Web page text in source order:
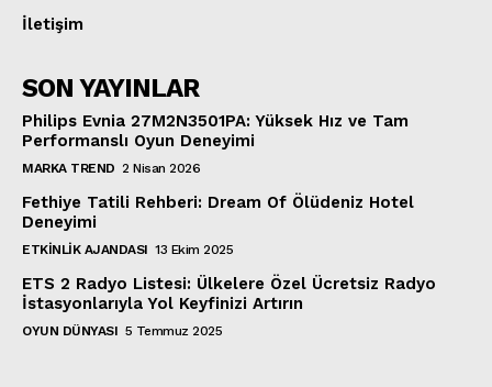
İletişim
SON YAYINLAR
Philips Evnia 27M2N3501PA: Yüksek Hız ve Tam
Performanslı Oyun Deneyimi
MARKA TREND 2 Nisan 2026
Fethiye Tatili Rehberi: Dream Of Ölüdeniz Hotel
Deneyimi
ETKINLIK AJANDASI 13 Ekim 2025
ETS 2 Radyo Listesi: Ülkelere Özel Ücretsiz Radyo
İstasyonlarıyla Yol Keyfinizi Artırın
OYUN DÜNYASI 5 Temmuz 2025